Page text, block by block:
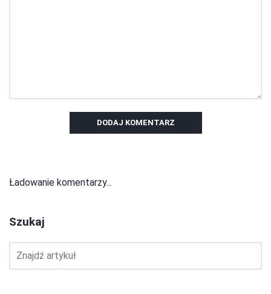
DODAJ KOMENTARZ
Ładowanie komentarzy...
Szukaj